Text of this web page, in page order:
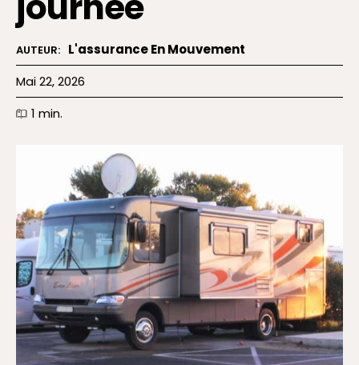
AUTEUR: L'assurance En Mouvement
Mai 22, 2026
1 min.